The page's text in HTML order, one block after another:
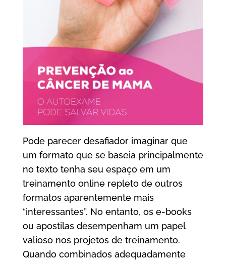
Pode parecer desafiador imaginar que
um formato que se baseia principalmente
no texto tenha seu espaço em um
treinamento online repleto de outros
formatos aparentemente mais
“interessantes”. No entanto, os e-books
ou apostilas desempenham um papel
valioso nos projetos de treinamento.
Quando combinados adequadamente